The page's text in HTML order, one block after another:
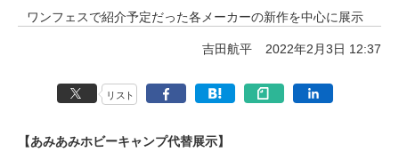
ワンフェスで紹介予定だった各メーカーの新作を中心に展示
吉田航平 2022年2月3日 12:37
リスト
【あみあみホビーキャンプ代替展示】